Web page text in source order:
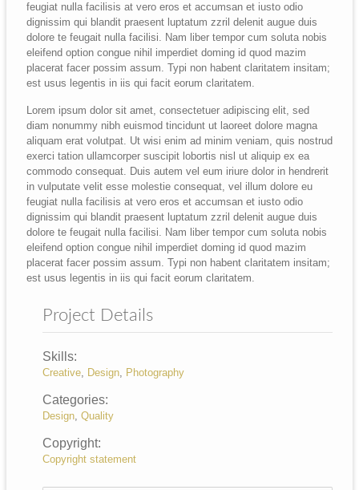
feugiat nulla facilisis at vero eros et accumsan et iusto odio
dignissim qui blandit praesent luptatum zzril delenit augue duis
dolore te feugait nulla facilisi. Nam liber tempor cum soluta nobis
eleifend option congue nihil imperdiet doming id quod mazim
placerat facer possim assum. Typi non habent claritatem insitam;
est usus legentis in iis qui facit eorum claritatem.
Lorem ipsum dolor sit amet, consectetuer adipiscing elit, sed
diam nonummy nibh euismod tincidunt ut laoreet dolore magna
aliquam erat volutpat. Ut wisi enim ad minim veniam, quis nostrud
exerci tation ullamcorper suscipit lobortis nisl ut aliquip ex ea
commodo consequat. Duis autem vel eum iriure dolor in hendrerit
in vulputate velit esse molestie consequat, vel illum dolore eu
feugiat nulla facilisis at vero eros et accumsan et iusto odio
dignissim qui blandit praesent luptatum zzril delenit augue duis
dolore te feugait nulla facilisi. Nam liber tempor cum soluta nobis
eleifend option congue nihil imperdiet doming id quod mazim
placerat facer possim assum. Typi non habent claritatem insitam;
est usus legentis in iis qui facit eorum claritatem.
Project Details
Skills:
Creative, Design, Photography
Categories:
Design, Quality
Copyright:
Copyright statement